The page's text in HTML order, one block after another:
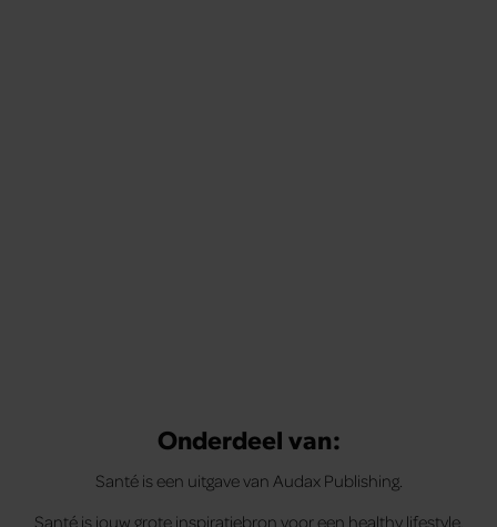
Onderdeel van:
Santé is een uitgave van Audax Publishing.
Santé is jouw grote inspiratiebron voor een healthy lifestyle.